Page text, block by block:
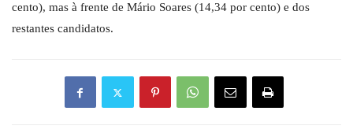
cento), mas à frente de Mário Soares (14,34 por cento) e dos
restantes candidatos.